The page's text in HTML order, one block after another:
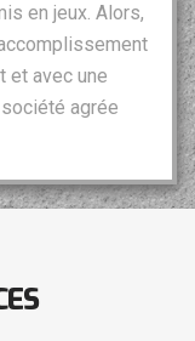
en jeux. Alors,
et avec une
agrée